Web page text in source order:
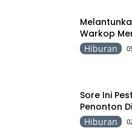
Warkop
Hiburan
Sore Ini
Penonton
Hiburan